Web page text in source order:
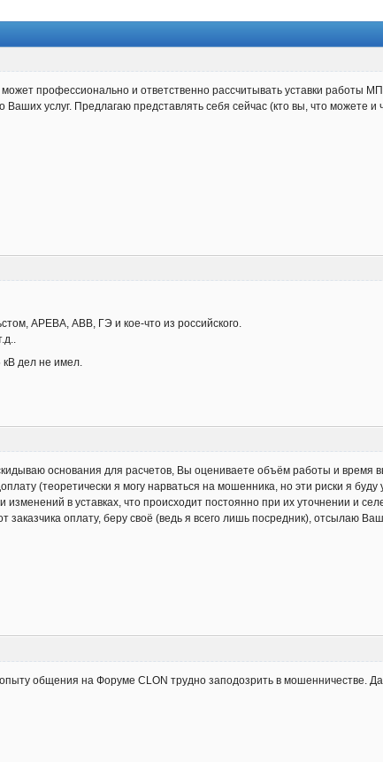
может профессионально и ответственно рассчитывать уставки работы
Ваших услуг. Предлагаю представлять себя сейчас (кто вы, что можете
АРЕВА, АВВ, ГЭ и кое-что из российского.
кВ дел не имел.
основания для расчетов, Вы оцениваете объём работы и
(теоретически я могу нарваться на мошенника, но эти риски я
изменений в уставках, что происходит постоянно при их уточнении и
заказчика оплату, беру своё (ведь я всего лишь посредник), отсылаю
общения на Форуме CLON трудно заподозрить в мошенничестве.